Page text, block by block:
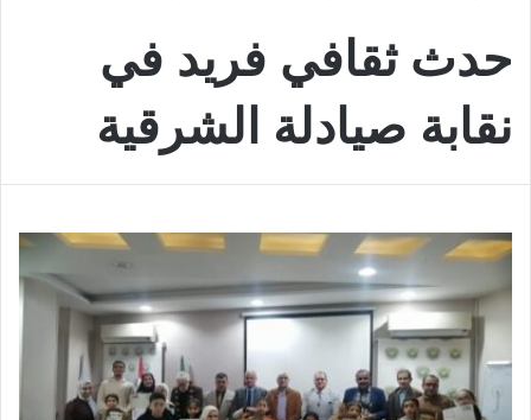
حدث ثقافي فريد في
نقابة صيادلة الشرقية